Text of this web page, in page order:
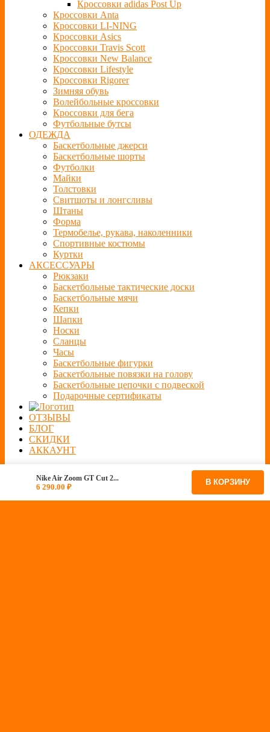
Кроссовки adidas Post Up
Кроссовки Anta
Кроссовки LI-NING
Кроссовки Asics
Кроссовки Travis Scott
Кроссовки New Balance
Кроссовки Lifestyle
Кроссовки Rigorer
Зимняя обувь
Волейбольные кроссовки
Кроссовки для бега
Футбольные бутсы
ОДЕЖДА
Баскетбольные джерси
Баскетбольные шорты
Футболки
Майки
Толстовки
Свитшоты и лонгсливы
Штаны
Форма
Термобелье, рукава, наколенники
Спортивные костюмы
Куртки
АКСЕССУАРЫ
Рюкзаки
Баскетбольные тактические доски
Баскетбольные мячи
Кепки
Шапки
Носки
Сланцы
Часы
Баскетбольные фигурки
Баскетбольные повязки на голову
Баскетбольные цепочки с подвеской
Подарочные сертификаты
ОТЗЫВЫ
БЛОГ
СКИДКИ
АККАУНТ
Nike Air Zoom GT Cut 2...
6 290.00 ₽ В КОРЗИНУ